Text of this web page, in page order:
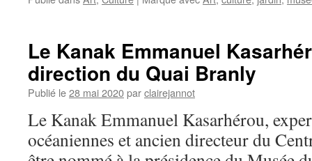
Le Kanak Emmanuel
direction du Quai Branly
Publié le28 mai 2020parclairejannot
Le Kanak Emmanuel Kasarhérou,
océaniennes et ancien directeur du